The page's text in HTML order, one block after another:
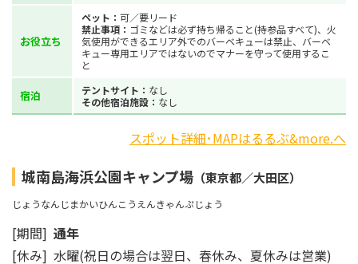
お役立ち
ペット： 可／要リード
禁止事項： ゴミなどは必ず持ち帰ること(持参品すべて)、火
気使用ができるエリア外でのバーベキューは禁止、バーベ
キュー専用エリアではないのでマナーを守って使用するこ
と
宿泊 テントサイト： なし
その他宿泊施設： なし
スポット詳細･MAPはるるぶ&more.へ
城南島海浜公園キャンプ場 （東京都／大田区）
じょうなんじまかいひんこうえんきゃんぷじょう
[期間] 通年
[休み] 水曜(祝日の場合は翌日、春休み、夏休みは営業)